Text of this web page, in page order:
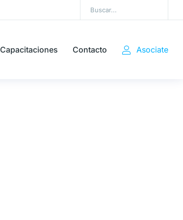
Capacitaciones Contacto Asociate